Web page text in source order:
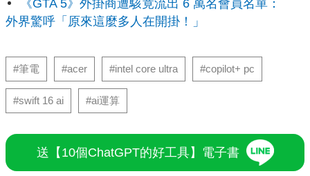
《GTA 5》外掛商遭駭竟流出 6 萬名會員名單：
外界驚呼「原來這麼多人在開掛！」
#筆電 #acer #intel core ultra #copilot+ pc
#swift 16 ai #ai運算
送【10個ChatGPT的好工具】電子書